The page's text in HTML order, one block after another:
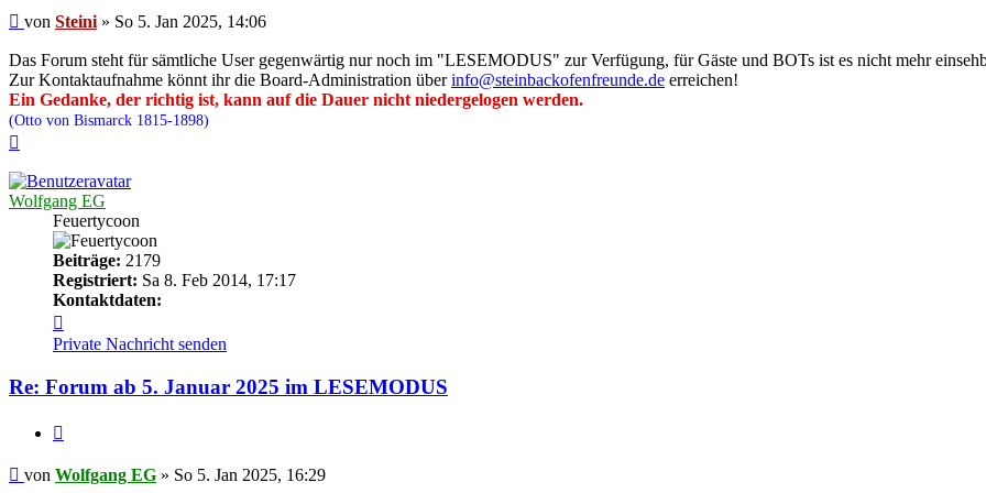
Beitrag
von Steini » So 5. Jan 2025, 14:06
Das Forum steht für sämtliche User gegenwärtig nur noch im "LESEMODUS" zur Verfügung, für Gäste und BOTs ist es nicht mehr
Zur Kontaktaufnahme könnt ihr die Board-Administration überinfo@steinbackofenfreunde.de erreichen!
Ein Gedanke, der richtig ist, kann auf die Dauer nicht niedergelogen werden.
(Otto von Bismarck 1815-1898)
Wolfgang EG
Feuertycoon
Beiträge: 2179
Registriert: Sa 8. Feb 2014, 17:17
Kontaktdaten:
von
Wolfgang
Private Nachricht senden
Re: Forum ab 5. Januar 2025 im LESEMODUS
Beitrag
von Wolfgang EG » So 5. Jan 2025, 16:29